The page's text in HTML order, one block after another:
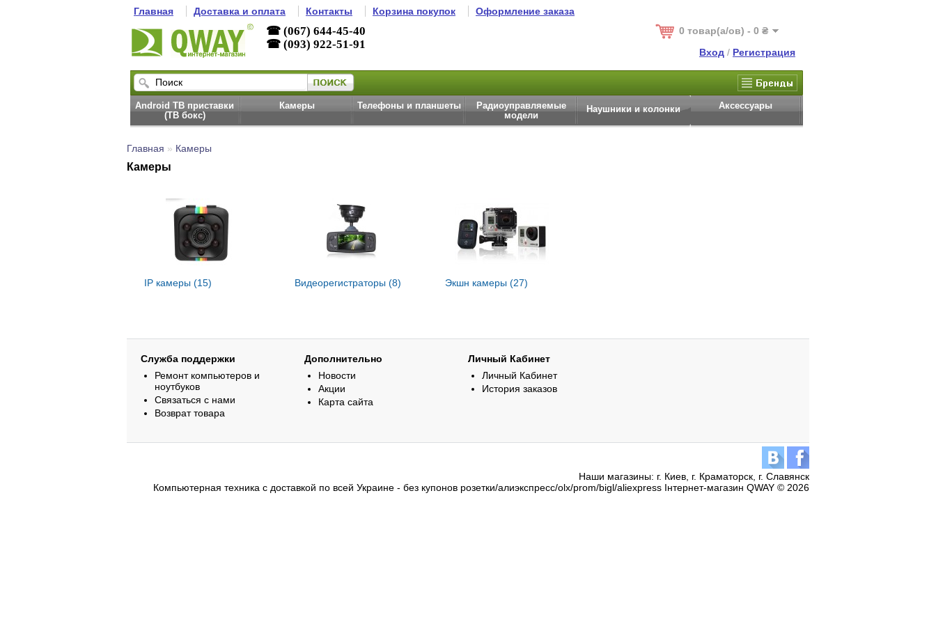
Главная Доставка и оплата Контакты Корзина покупок Оформление заказа
☎ (067) 644-45-40
☎ (093) 922-51-91
0 товар(а/ов) - 0 ₴
Вход / Регистрация
Android ТВ приставки
(ТВ бокс)
Камеры Телефоны и планшеты
Радиоуправляемые
модели
Наушники и колонки Аксессуары
Главная » Камеры
Камеры
IP камеры (15) Видеорегистраторы (8) Экшн камеры (27)
Служба поддержки
Ремонт компьютеров и
ноутбуков
Связаться с нами
Возврат товара
Дополнительно
Новости
Акции
Карта сайта
Личный Кабинет
Личный Кабинет
История заказов
Наши магазины: г. Киев, г. Краматорск, г. Славянск
Компьютерная техника с доставкой по всей Украине - без купонов розетки/алиэкспресс/olx/prom/bigl/aliexpress Інтернет-магазин QWAY © 2026